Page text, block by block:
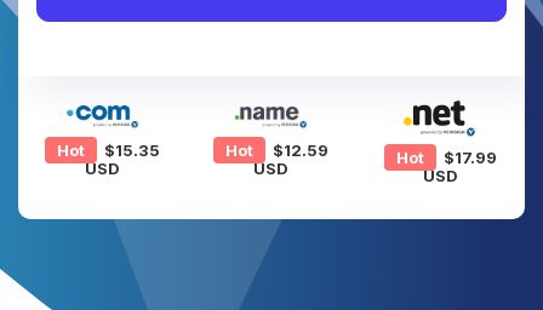
Hot
$15.35
USD
Hot
$12.59
USD
Hot
$17.99
USD